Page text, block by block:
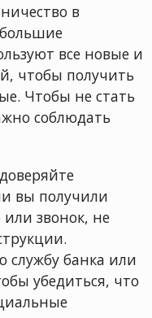
в
все новые и
чтобы получить
Чтобы не стать
соблюдать
вы получили
звонок, не
службу банка или
убедиться, что